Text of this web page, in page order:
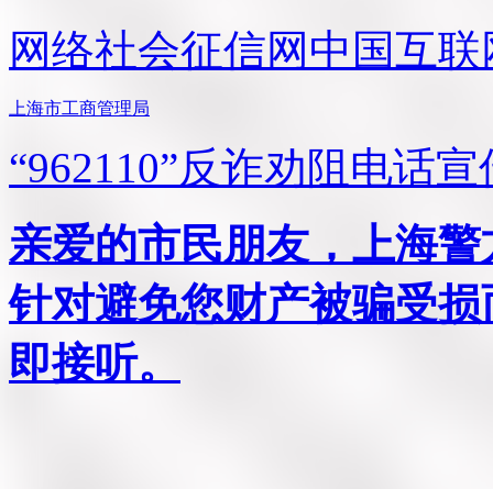
网络社会征信网 中国互
上海市工商管理局
“962110”反诈劝阻电话宣
亲爱的市民朋友，上海
针对避免您财产被骗受
即接听。